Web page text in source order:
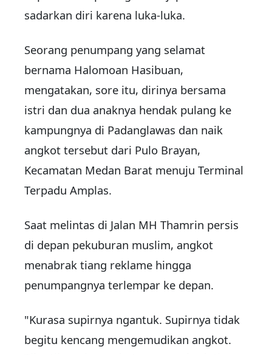
sadarkan diri karena luka-luka.
Seorang penumpang yang selamat
bernama Halomoan Hasibuan,
mengatakan, sore itu, dirinya bersama
istri dan dua anaknya hendak pulang ke
kampungnya di Padanglawas dan naik
angkot tersebut dari Pulo Brayan,
Kecamatan Medan Barat menuju Terminal
Terpadu Amplas.
Saat melintas di Jalan MH Thamrin persis
di depan pekuburan muslim, angkot
menabrak tiang reklame hingga
penumpangnya terlempar ke depan.
"Kurasa supirnya ngantuk. Supirnya tidak
begitu kencang mengemudikan angkot.